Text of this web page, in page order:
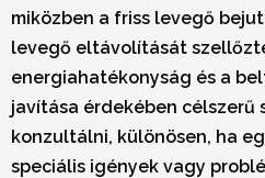
miközben a friss levegő
levegő eltávolítását
energiahatékonyság és a
javítása érdekében célszerű
konzultálni, különösen, ha
speciális igények vagy